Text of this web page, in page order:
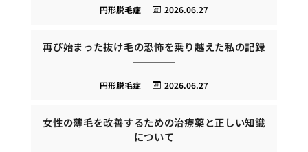
2026.06.27
円形脱毛症
再び始まった抜け毛の恐怖を乗り越えた私の記録
2026.06.27
円形脱毛症
女性の薄毛を改善するための治療薬と正しい知識
について